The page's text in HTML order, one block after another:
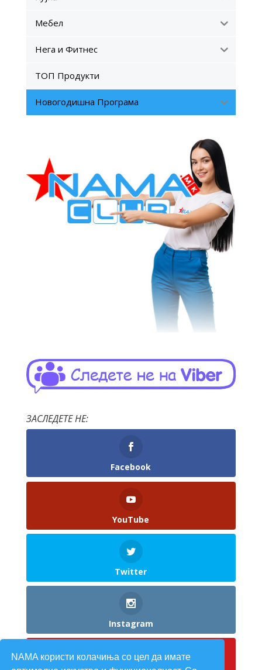
Мебел
Нега и Фитнес
ТОП Продукти
Новогодишна Програма
ЗАСЛЕДЕТЕ НЕ:
Facebook
YouTube
Twitter
Instagram
NAMA користи колачиња со цел да имате